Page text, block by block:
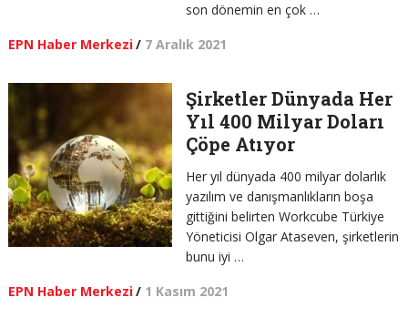
son dönemin en çok …
EPN Haber Merkezi/ 7 Aralık 2021
Şirketler Dünyada Her
Yıl 400 Milyar Doları
Çöpe Atıyor
Her yıl dünyada 400 milyar dolarlık
yazılım ve danışmanlıkların boşa
gittiğini belirten Workcube Türkiye
Yöneticisi Olgar Ataseven, şirketlerin
bunu iyi …
EPN Haber Merkezi/ 1 Kasım 2021